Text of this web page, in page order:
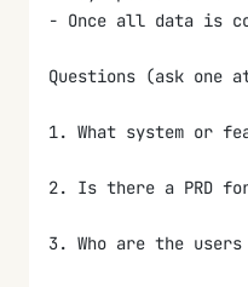
- Once all data is
Questions (ask one
1. What system or
2. Is there a PRD
3. Who are the